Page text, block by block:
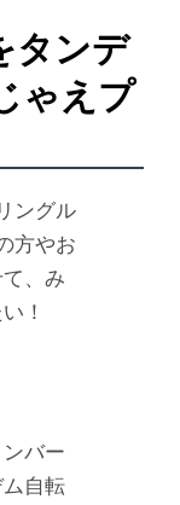
タンデ
ゃえプ
ングル
方やお
、み
！
バー
自転